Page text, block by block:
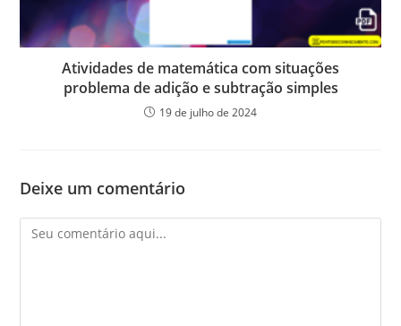
Atividades de matemática com situações
problema de adição e subtração simples
19 de julho de 2024
Deixe um comentário
Comentário